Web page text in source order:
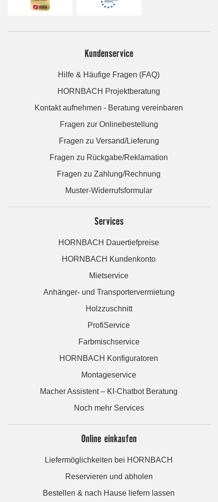
Kundenservice
Hilfe & Häufige Fragen (FAQ)
HORNBACH Projektberatung
Kontakt aufnehmen - Beratung vereinbaren
Fragen zur Onlinebestellung
Fragen zu Versand/Lieferung
Fragen zu Rückgabe/Reklamation
Fragen zu Zahlung/Rechnung
Muster-Widerrufsformular
Services
HORNBACH Dauertiefpreise
HORNBACH Kundenkonto
Mietservice
Anhänger- und Transportervermietung
Holzzuschnitt
ProfiService
Farbmischservice
HORNBACH Konfiguratoren
Montageservice
Macher Assistent – KI-Chatbot Beratung
Noch mehr Services
Online einkaufen
Liefermöglichkeiten bei HORNBACH
Reservieren und abholen
Bestellen & nach Hause liefern lassen